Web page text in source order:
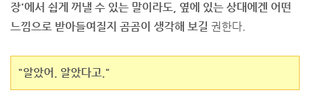
장'에서 쉽게 꺼낼 수 있는 말이라도, 옆에 있는 상대에겐 어떤
느낌으로 받아들여질지 곰곰이 생각해 보길 권한다.
"알았어. 알았다고."